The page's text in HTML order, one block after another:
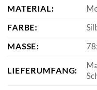
MATERIAL:
FARBE:
MASSE:
LIEFERUMFANG: